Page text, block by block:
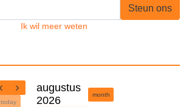
Steun ons
Ik wil meer weten
today
augustus
2026
month